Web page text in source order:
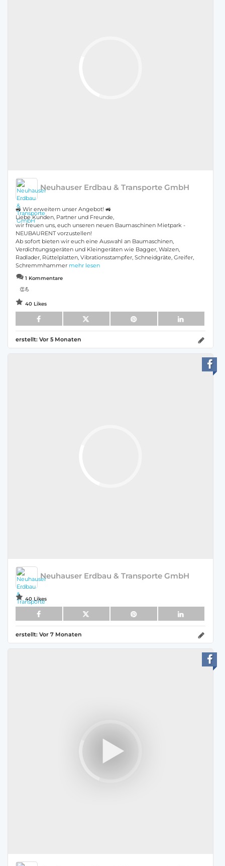
Neuhauser Erdbau & Transporte GmbH
🚜 Wir erweitern unser Angebot! 🚜
Liebe Kunden, Partner und Freunde,
wir freuen uns, euch unseren neuen Baumaschinen Mietpark -
NEUBAURENT vorzustellen!
Ab sofort bieten wir euch eine Auswahl an Baumaschinen,
Verdichtungsgeräten und Kleingeräten wie Bagger, Walzen,
Radlader, Rüttelplatten, Vibrationsstampfer, Schneidgräte, Greifer,
Schremmhammer mehr lesen
1 Kommentare
👏💪
40 Likes
erstellt: Vor 5 Monaten
Neuhauser Erdbau & Transporte GmbH
40 Likes
erstellt: Vor 7 Monaten